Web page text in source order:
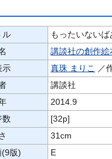
ル
もったいない
講談社の創作絵
示
真珠 まりこ
／
講談社
2014.9
数
[32p]
31cm
(9版)
E